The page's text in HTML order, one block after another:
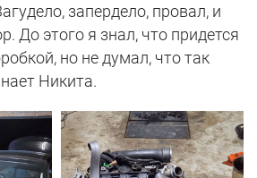
запердело, провал, и
До этого я знал, что придется
но не думал, что так
Никита.